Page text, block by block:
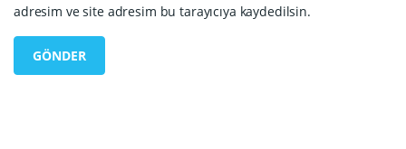
adresim ve site adresim bu tarayıcıya kaydedilsin.